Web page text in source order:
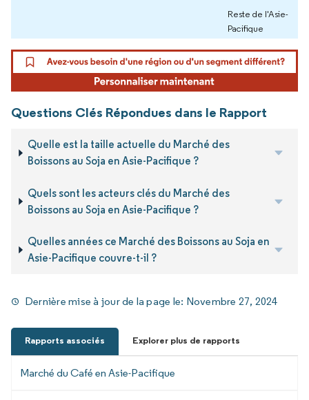
Reste de l'Asie-
Pacifique
Questions Clés Répondues dans le Rapport
Quelle est la taille actuelle du Marché des
Boissons au Soja en Asie-Pacifique ?
Quels sont les acteurs clés du Marché des
Boissons au Soja en Asie-Pacifique ?
Quelles années ce Marché des Boissons au Soja en
Asie-Pacifique couvre-t-il ?
Dernière mise à jour de la page le: Novembre 27, 2024
Rapports associés Explorer plus de rapports
Marché du Café en Asie-Pacifique